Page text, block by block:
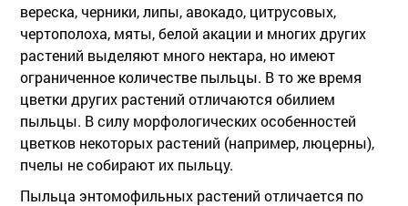
вереска, черники, липы, авокадо, цитрусовых,
чертополоха, мяты, белой акации и многих других
растений выделяют много нектара, но имеют
ограниченное количестве пыльцы. В то же время
цветки других растений отличаются обилием
пыльцы. В силу морфологических особенностей
цветков некоторых растений (например, люцерны),
пчелы не собирают их пыльцу.
Пыльца энтомофильных растений отличается по